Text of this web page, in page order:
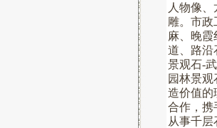
人物像
雕。市
麻、晚霞
道、路沿
景观石-
园林景
造价值的
合作，携
从事千